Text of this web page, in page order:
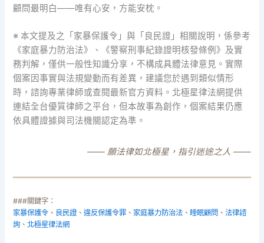
顧問最明白——唯有心安，方能安枕。
※ 本文提及之「家暴保護令」與「良民證」相關說明，係參考
《家庭暴力防治法》、《警察刑事紀錄證明核發條例》及實
務判解，僅供一般性知識分享，不構成具體法律意見。實際
個案因事實與法規變動而有差異，建議您於遇到類似情形
時，諮詢專業律師或查閱最新官方資料。北極星律法網提供
連結全台優質律師之平台，但本故事為創作，個案結果仍應
依具體證據與司法機關認定為準。
—— 願法律如北極星，指引迷途之人 ——
###關鍵字：
家暴保護令 、 良民證 、違反保護令罪 、 家庭暴力防治法 、 睡眠顧問 、法律諮
詢 、北極星律法網